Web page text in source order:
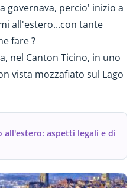
governava, percio' inizio a
all'estero...con tante
fare ?
nel Canton Ticino, in uno
vista mozzafiato sul Lago
aspetti legali e di